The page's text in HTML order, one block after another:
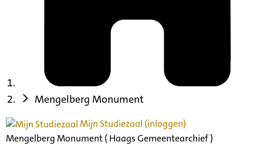
Mengelberg Monument
Mijn Studiezaal (inloggen)
Mengelberg Monument ( Haags Gemeentearchief )